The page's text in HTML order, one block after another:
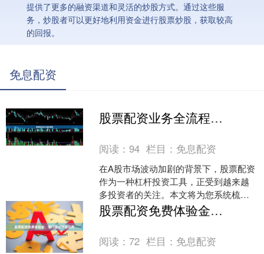
提供了更多的融资渠道和灵活的炒股方式。通过这些服
务，炒股者可以更好地利用资金进行股票炒股，获取较高
的回报。
免息配资
股票配资业务全流程指南
阅读：94 栏目： 免息配资
在A股市场波动加剧的背景下，股票配资
作为一种杠杆投资工具，正受到越来越
多投资者的关注。本文将为您系统梳理
股票配资业务的完整流程股票配资协
议，帮助您全面理解这一金....
股票配资免费体验金，零门槛试炒股杠杆
阅读：72 栏目： 免息配资